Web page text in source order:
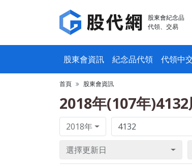
股東會紀念品
代領、交易
股東會資訊 紀念品代領 代領中
首頁 股東會資訊
2018年(107年
2018年
選擇更新日